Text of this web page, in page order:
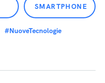
SMARTPHONE
#NuoveTecnologie